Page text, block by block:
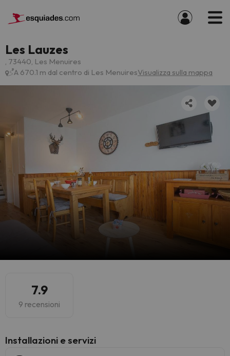
Les Lauzes
, 73440, Les Menuires
A 670.1 m dal centro di Les MenuiresVisualizza sulla mappa
7.9
9 recensioni
Installazioni e servizi